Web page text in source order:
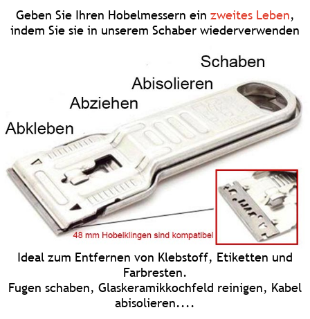
Geben Sie Ihren Hobelmessern ein zweites Leben,
indem Sie sie in unserem Schaber wiederverwenden
Ideal zum Entfernen von Klebstoff, Etiketten und
Farbresten.
Fugen schaben, Glaskeramikkochfeld reinigen, Kabel
abisolieren....